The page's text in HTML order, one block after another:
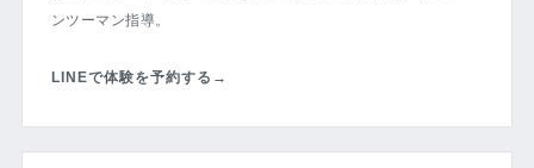
ンツーマン指導。
LINEで体験を予約する →